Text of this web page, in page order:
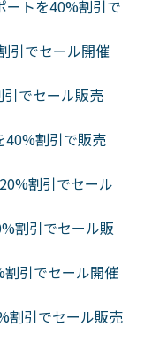
トを40%割引で
引でセール開催
でセール販売
40%割引で販売
割引でセール
割引でセール販
引でセール開催
割引でセール販売